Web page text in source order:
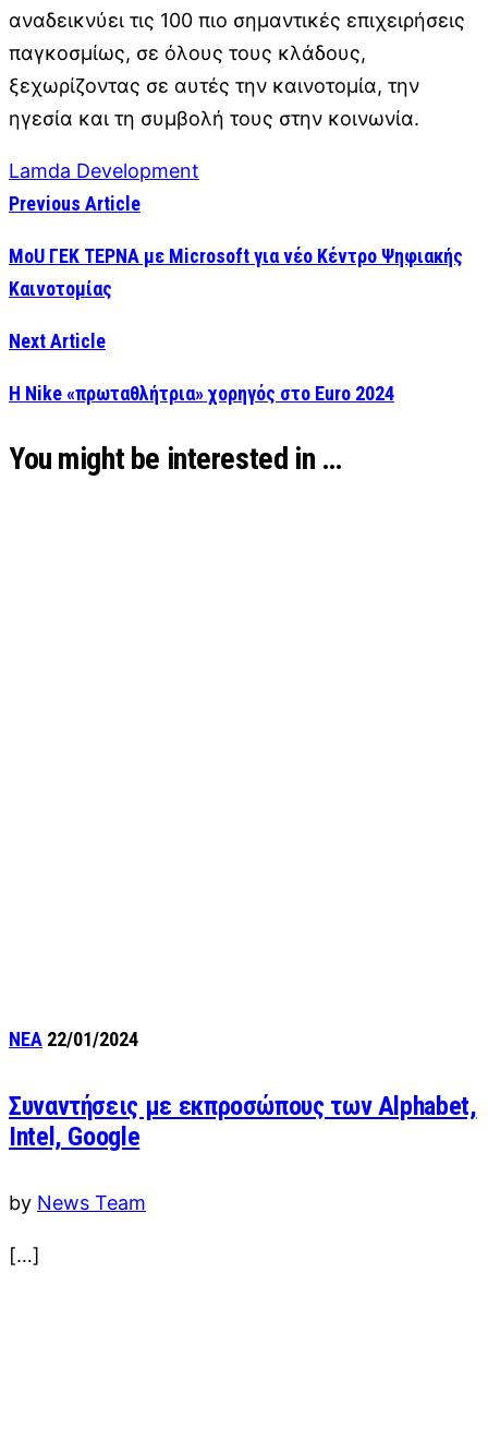
αναδεικνύει τις 100 πιο σημαντικές επιχειρήσεις
παγκοσμίως, σε όλους τους κλάδους,
ξεχωρίζοντας σε αυτές την καινοτομία, την
ηγεσία και τη συμβολή τους στην κοινωνία.
Lamda Development
Previous Article
MoU ΓΕΚ ΤΕΡΝΑ με Microsoft για νέο Κέντρο Ψηφιακής
Καινοτομίας
Next Article
Η Nike «πρωταθλήτρια» χορηγός στο Euro 2024
You might be interested in …
ΝΕΑ 22/01/2024
Συναντήσεις με εκπροσώπους των Alphabet,
Intel, Google
by News Team
[…]